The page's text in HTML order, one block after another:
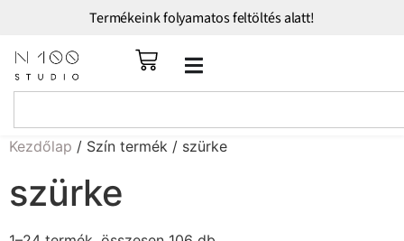
Termékeink folyamatos feltöltés alatt!
Kezdőlap / Szín termék / szürke
szürke